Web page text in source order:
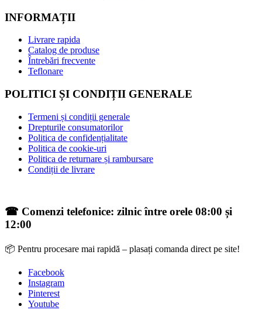
INFORMAȚII
Livrare rapida
Catalog de produse
Întrebări frecvente
Teflonare
POLITICI ȘI CONDIȚII GENERALE
Termeni și condiții generale
Drepturile consumatorilor
Politica de confidențialitate
Politica de cookie-uri
Politica de returnare și rambursare
Condiții de livrare
☎ Comenzi telefonice: zilnic între orele 08:00 și
12:00
📦 Pentru procesare mai rapidă – plasați comanda direct pe site!
Facebook
Instagram
Pinterest
Youtube